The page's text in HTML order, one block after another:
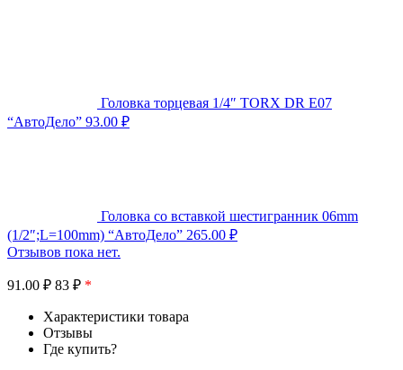
Головка торцевая 1/4″ TORX DR E07
“АвтоДело” 93.00 ₽
Головка со вставкой шестигранник 06mm
(1/2″;L=100mm) “АвтоДело” 265.00 ₽
Отзывов пока нет.
91.00 ₽ 83 ₽ *
Характеристики товара
Отзывы
Где купить?